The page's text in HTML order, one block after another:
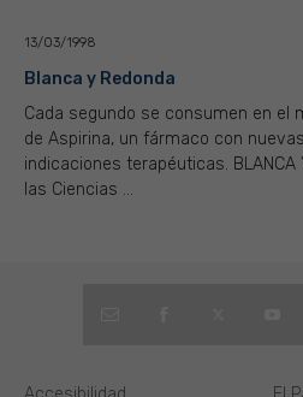
13/03/1998
Blanca y Redonda
Cada segundo se consumen en el
de Aspirina, un fármaco con
indicaciones terapéuticas. BLANCA
las Ciencias ...